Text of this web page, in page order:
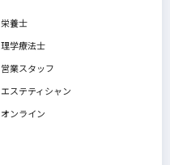
栄養士
理学療法士
営業スタッフ
エステティシャン
オンライン